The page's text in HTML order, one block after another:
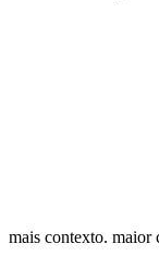
mais contexto. maior